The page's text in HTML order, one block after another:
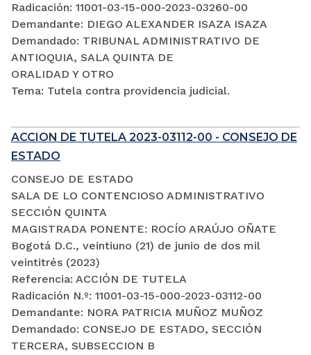
Radicación: 11001-03-15-000-2023-03260-00
Demandante: DIEGO ALEXANDER ISAZA ISAZA
Demandado: TRIBUNAL ADMINISTRATIVO DE
ANTIOQUIA, SALA QUINTA DE
ORALIDAD Y OTRO
Tema: Tutela contra providencia judicial.
ACCION DE TUTELA 2023-03112-00 - CONSEJO DE
ESTADO
CONSEJO DE ESTADO
SALA DE LO CONTENCIOSO ADMINISTRATIVO
SECCIÓN QUINTA
MAGISTRADA PONENTE: ROCÍO ARAÚJO OÑATE
Bogotá D.C., veintiuno (21) de junio de dos mil
veintitrés (2023)
Referencia: ACCIÓN DE TUTELA
Radicación N.º: 11001-03-15-000-2023-03112-00
Demandante: NORA PATRICIA MUÑOZ MUÑOZ
Demandado: CONSEJO DE ESTADO, SECCIÓN
TERCERA, SUBSECCION B